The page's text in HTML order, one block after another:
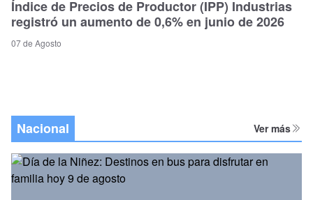
Índice de Precios de Productor (IPP) Industrias
registró un aumento de 0,6% en junio de 2026
07 de Agosto
Nacional Ver más